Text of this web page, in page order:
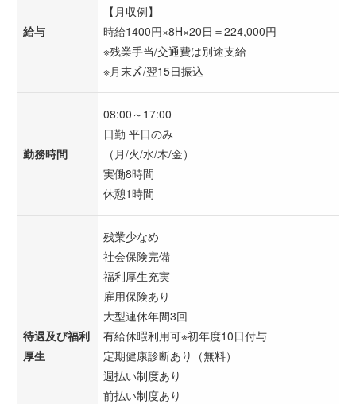
給与
【月収例】
時給1400円×8H×20日＝224,000円
※残業手当/交通費は別途支給
※月末〆/翌15日振込
勤務時間
08:00～17:00
日勤 平日のみ
（月/火/水/木/金）
実働8時間
休憩1時間
待遇及び福利
厚生
残業少なめ
社会保険完備
福利厚生充実
雇用保険あり
大型連休年間3回
有給休暇利用可※初年度10日付与
定期健康診断あり（無料）
週払い制度あり
前払い制度あり